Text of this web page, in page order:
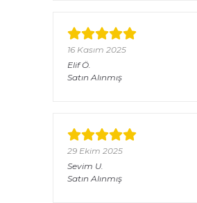
16 Kasım 2025
Elif Ö.
Satın Alınmış
29 Ekim 2025
Sevim U.
Satın Alınmış